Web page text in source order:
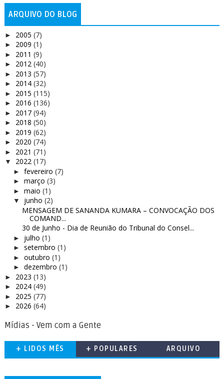
ARQUIVO DO BLOG
► 2005 (7)
► 2009 (1)
► 2011 (9)
► 2012 (40)
► 2013 (57)
► 2014 (32)
► 2015 (115)
► 2016 (136)
► 2017 (94)
► 2018 (50)
► 2019 (62)
► 2020 (74)
► 2021 (71)
▼ 2022 (17)
► fevereiro (7)
► março (3)
► maio (1)
▼ junho (2)
MENSAGEM DE SANANDA KUMARA – CONVOCAÇÃO DOS
COMAND...
30 de Junho - Dia de Reunião do Tribunal do Consel...
► julho (1)
► setembro (1)
► outubro (1)
► dezembro (1)
► 2023 (13)
► 2024 (49)
► 2025 (77)
► 2026 (64)
Mídias - Vem com a Gente
+ LIDOS MÊS + POPULARES ARQUIVO